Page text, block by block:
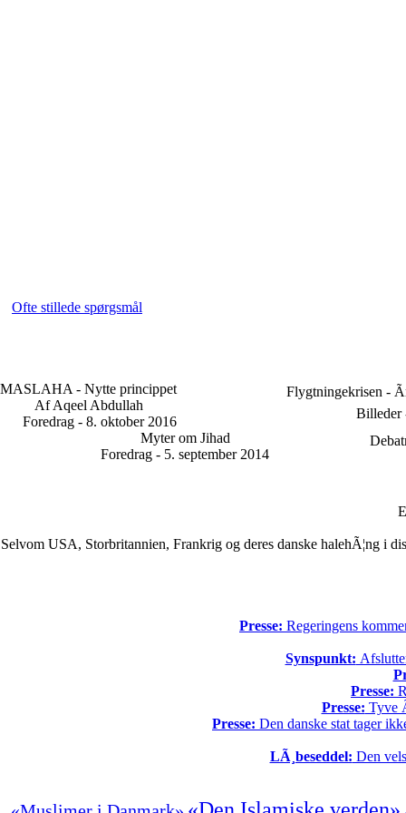
Ofte stillede spørgsmål
MASLAHA - Nytte princippet
Af Aqeel Abdullah
Foredrag - 8. oktober 2016
Flygtningekrisen - Ã
Billeder
Myter om Jihad
Foredrag - 5. september 2014
Selvom USA, Storbritannien, Frankrig og deres danske halehÃ¦ng i
Presse: Regeringens
Synspunkt:
Presse:
Presse: Tyve
Presse: Den danske stat tager
LÃ¸beseddel: Den